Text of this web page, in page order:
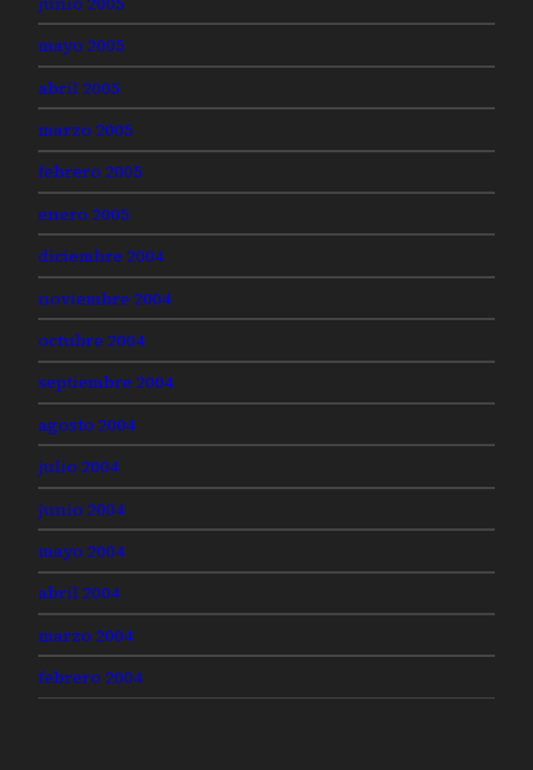
mayo 2005
abril 2005
marzo 2005
febrero 2005
enero 2005
diciembre 2004
noviembre 2004
octubre 2004
septiembre 2004
agosto 2004
julio 2004
junio 2004
mayo 2004
abril 2004
marzo 2004
febrero 2004